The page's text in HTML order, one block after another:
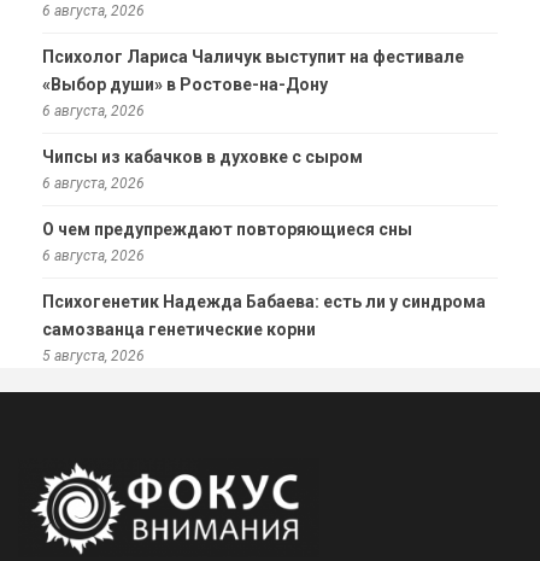
6 августа, 2026
Психолог Лариса Чаличук выступит на фестивале
«Выбор души» в Ростове-на-Дону
6 августа, 2026
Чипсы из кабачков в духовке с сыром
6 августа, 2026
О чем предупреждают повторяющиеся сны
6 августа, 2026
Психогенетик Надежда Бабаева: есть ли у синдрома
самозванца генетические корни
5 августа, 2026